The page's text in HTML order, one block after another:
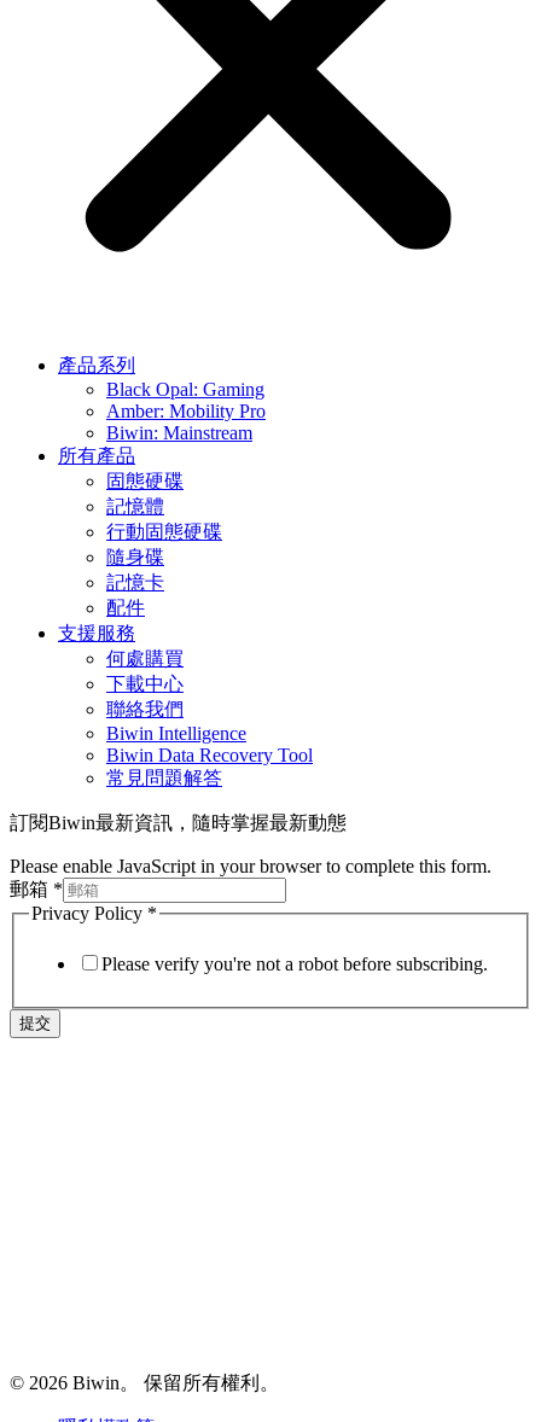
產品系列
Black Opal: Gaming
Amber: Mobility Pro
Biwin: Mainstream
所有產品
固態硬碟
記憶體
行動固態硬碟
隨身碟
記憶卡
配件
支援服務
何處購買
下載中心
聯絡我們
Biwin Intelligence
Biwin Data Recovery Tool
常見問題解答
訂閱Biwin最新資訊，隨時掌握最新動態
Please enable JavaScript in your browser to complete this form.
郵箱 *
Privacy Policy *
Please verify you're not a robot before subscribing.
提交
© 2026 Biwin。 保留所有權利。